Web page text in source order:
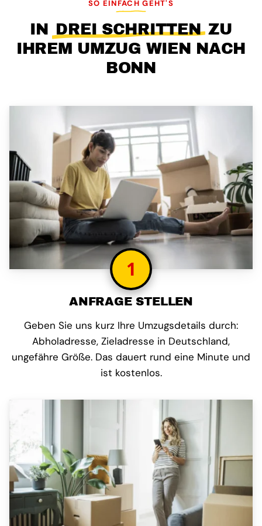
SO EINFACH GEHT'S
IN DREI SCHRITTENZU
IHREM UMZUG WIEN NACH
BONN
1
ANFRAGE STELLEN
Geben Sie uns kurz Ihre Umzugsdetails durch:
Abholadresse, Zieladresse in Deutschland,
ungefähre Größe. Das dauert rund eine Minute und
ist kostenlos.